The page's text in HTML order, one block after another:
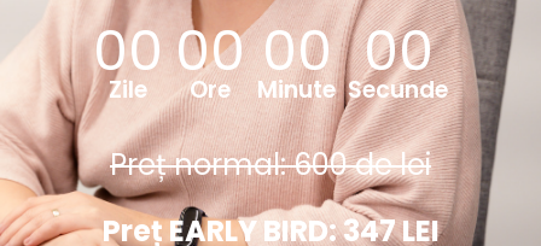
00
Zile
00
Ore
00
Minute
00
Secunde
Preț normal: 600 de lei
Preț EARLY BIRD: 347 LEI